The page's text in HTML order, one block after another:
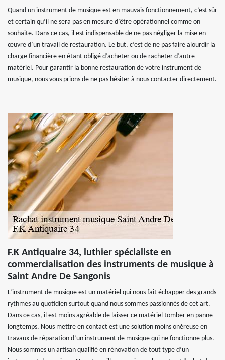
Quand un instrument de musique est en mauvais fonctionnement, c’est sûr
et certain qu’il ne sera pas en mesure d’être opérationnel comme on
souhaite. Dans ce cas, il est indispensable de ne pas négliger la mise en
œuvre d’un travail de restauration. Le but, c’est de ne pas faire alourdir la
charge financière en étant obligé d’acheter ou de racheter d’autre
matériel. Pour garantir la bonne restauration de votre instrument de
musique, nous vous prions de ne pas hésiter à nous contacter directement.
F.K Antiquaire 34, luthier spécialiste en
commercialisation des instruments de musique à
Saint Andre De Sangonis
L’instrument de musique est un matériel qui nous fait échapper des grands
rythmes au quotidien surtout quand nous sommes passionnés de cet art.
Dans ce cas, il est moins agréable de laisser ce matériel tomber en panne
longtemps. Nous mettre en contact est une solution moins onéreuse en
travaux de réparation d’un instrument de musique qui ne fonctionne plus.
Nous sommes un artisan qualifié en rénovation de tout type d’un